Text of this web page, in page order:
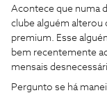
Acontece que numa
clube alguém alterou
premium. Esse
bem recentemente
mensais
Pergunto se há